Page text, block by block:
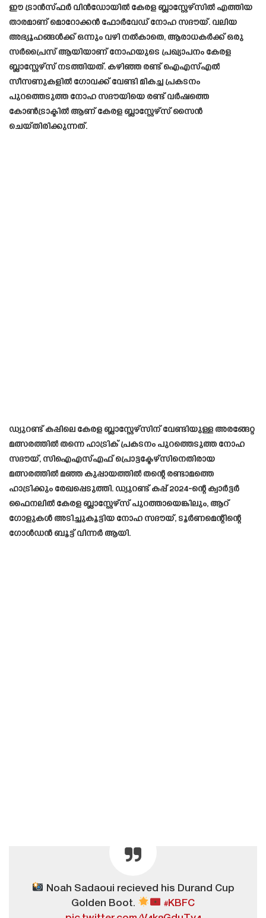
ഈ ട്രാൻസ്ഫർ വിൻഡോയിൽ കേരള ബ്ലാസ്റ്റേഴ്സിൽ എത്തിയ
താരമാണ് മൊറോക്കൻ ഫോർവേഡ് നോഹ സദൗയ്. വലിയ
അഭ്യൂഹങ്ങൾക്ക് ഒന്നും വഴി നൽകാതെ, ആരാധകർക്ക് ഒരു
സർപ്രൈസ് ആയിയാണ് നോഹയുടെ പ്രഖ്യാപനം കേരള
ബ്ലാസ്റ്റേഴ്സ് നടത്തിയത്. കഴിഞ്ഞ രണ്ട് ഐഎസ്എൽ
സീസണുകളിൽ ഗോവക്ക് വേണ്ടി മികച്ച പ്രകടനം
പുറത്തെടുത്ത നോഹ സദൗയിയെ രണ്ട് വർഷത്തെ
കോൺട്രാക്ടിൽ ആണ് കേരള ബ്ലാസ്റ്റേഴ്സ് സൈൻ
ചെയ്തിരിക്കുന്നത്.
ഡ്യുറണ്ട് കപ്പിലെ കേരള ബ്ലാസ്റ്റേഴ്സിന് വേണ്ടിയുള്ള അരങ്ങേറ്റ
മത്സരത്തിൽ തന്നെ ഹാട്രിക് പ്രകടനം പുറത്തെടുത്ത നോഹ
സദൗയ്, സിഐഎസ്എഫ് പ്രൊട്ടക്ടേഴ്സിനെതിരായ
മത്സരത്തിൽ മഞ്ഞ കുപ്പായത്തിൽ തന്റെ രണ്ടാമത്തെ
ഹാട്രിക്കും രേഖപ്പെടുത്തി. ഡ്യുറണ്ട് കപ്പ് 2024-ന്റെ ക്വാർട്ടർ
ഫൈനലിൽ കേരള ബ്ലാസ്റ്റേഴ്സ് പുറത്തായെങ്കിലും, ആറ്
ഗോളുകൾ അടിച്ചുകൂട്ടിയ നോഹ സദൗയ്, ടൂർണമെന്റിന്റെ
ഗോൾഡൻ ബൂട്ട് വിന്നർ ആയി.
Noah Sadaoui recieved his Durand Cup
Golden Boot.
#KBFC